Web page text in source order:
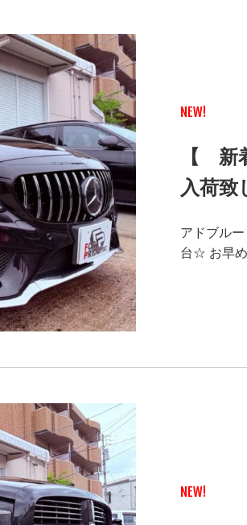
NEW!
【 新
入荷
アドブル
台☆ お早
NEW!